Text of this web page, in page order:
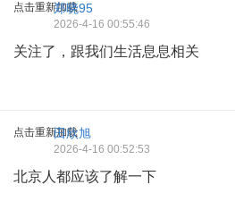
点击重新加载
郑晓95
2026-4-16 00:55:46
关注了，跟我们生活息息相关
点击重新加载
田欣旭
2026-4-16 00:52:53
北京人都应该了解一下